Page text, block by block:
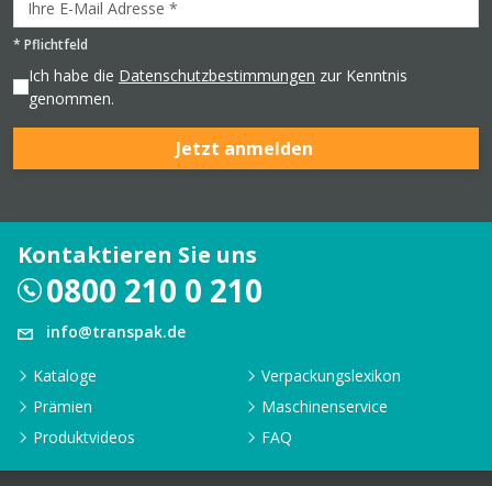
* Pflichtfeld
Ich habe die Datenschutzbestimmungen zur Kenntnis
genommen.
Jetzt anmelden
Kontaktieren Sie uns
0800 210 0 210
info@transpak.de
Kataloge
Verpackungslexikon
Prämien
Maschinenservice
Produktvideos
FAQ